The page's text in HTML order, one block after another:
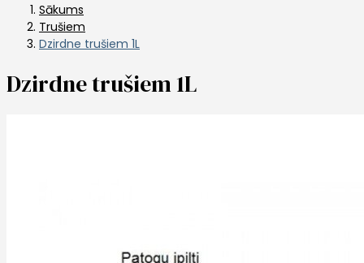
Sākums
Trušiem
Dzirdne trušiem 1L
Dzirdne trušiem 1L